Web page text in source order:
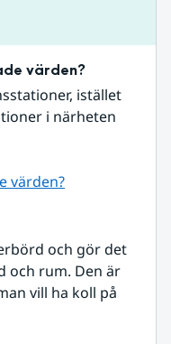
värden?
istället
i närheten
värden?
och gör det
och rum. Den är
vill ha koll på